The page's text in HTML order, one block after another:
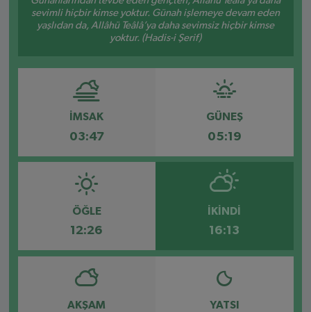
sevimli hiçbir kimse yoktur. Günah işlemeye devam eden
yaşlıdan da, Allâhü Teâlâ’ya daha sevimsiz hiçbir kimse
yoktur. (Hadis-i Şerif)
İMSAK
03:47
GÜNEŞ
05:19
ÖĞLE
12:26
İKINDI
16:13
AKŞAM YATSI